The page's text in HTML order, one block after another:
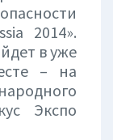
2014».
в уже
– на
Экспо